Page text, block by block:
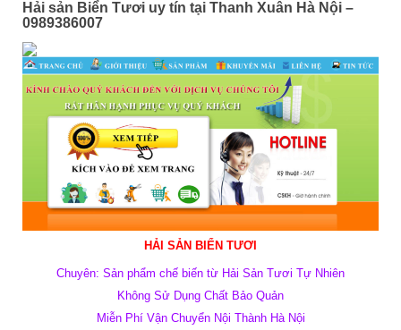
Hải sản Biển Tươi uy tín tại Thanh Xuân Hà Nội –
0989386007
HẢI SẢN BIỂN TƯƠI
Chuyên: Sản phẩm chế biến từ Hải Sản Tươi Tự Nhiên
Không Sử Dụng Chất Bảo Quản
Miễn Phí Vận Chuyển Nội Thành Hà Nội